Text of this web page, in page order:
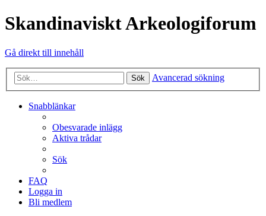
Skandinaviskt Arkeologiforum
Gå direkt till innehåll
Sök Avancerad sökning
Snabblänkar
Obesvarade inlägg
Aktiva trådar
Sök
FAQ
Logga in
Bli medlem